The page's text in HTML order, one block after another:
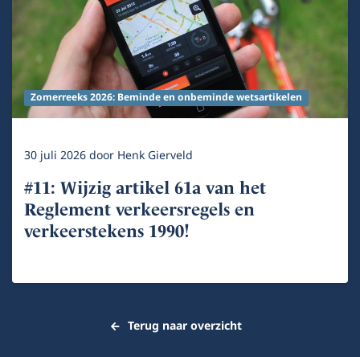
Zomerreeks 2026: Beminde en onbeminde wetsartikelen
30 juli 2026door Henk Gierveld
#11: Wijzig artikel 61a van het
Reglement verkeersregels en
verkeerstekens 1990!
Terug naar overzicht